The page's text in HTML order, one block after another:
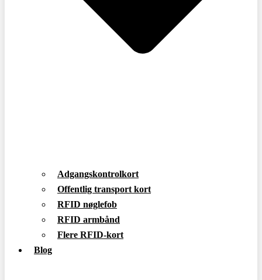
Adgangskontrolkort
Offentlig transport kort
RFID nøglefob
RFID armbånd
Flere RFID-kort
Blog